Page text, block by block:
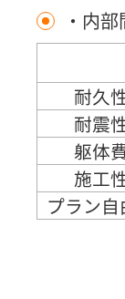
・内
耐久
耐震
躯体
施工
プラン自